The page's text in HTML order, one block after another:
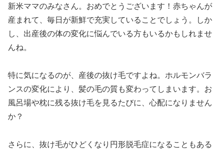
新米ママのみなさん。おめでとうございます！赤ちゃんが
産まれて、毎日が新鮮で充実していることでしょう。しか
し、出産後の体の変化に悩んでいる方もいるかもしれませ
んね。
特に気になるのが、産後の抜け毛ですよね。ホルモンバラ
ンスの変化により、髪の毛の質も変わってしまいます。お
風呂場や枕に残る抜け毛を見るたびに、心配になりません
か？
さらに、抜け毛がひどくなり円形脱毛症になることもある